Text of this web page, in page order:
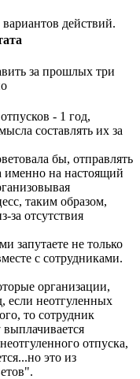
действий.
за прошлых три
- 1 год,
составлять их за
бы, отправлять
именно на настоящий
таким образом,
за отсутствия
запутаете не только
с сотрудниками.
организации,
если неотгуленных
то сотрудник
выплачивается
отпуска,
это из